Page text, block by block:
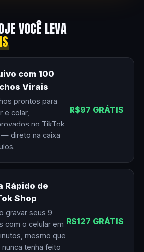
VOCÊ LEVA
com 100
Virais
prontos para
e colar,
no TikTok
— direto na caixa
R$97 GRÁTIS
Rápido de
Shop
gravar seus 9
com o celular em
mesmo que
nunca tenha feito
R$127 GRÁTIS